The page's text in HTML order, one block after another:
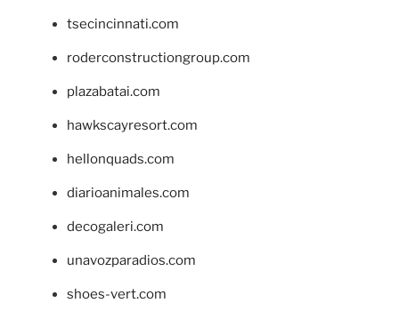
tsecincinnati.com
roderconstructiongroup.com
plazabatai.com
hawkscayresort.com
hellonquads.com
diarioanimales.com
decogaleri.com
unavozparadios.com
shoes-vert.com